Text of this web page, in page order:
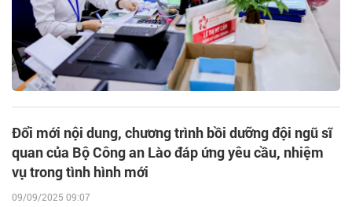
Đổi mới nội dung, chương trình bồi dưỡng đội ngũ sĩ
quan của Bộ Công an Lào đáp ứng yêu cầu, nhiệm
vụ trong tình hình mới
09/09/2025 09:07